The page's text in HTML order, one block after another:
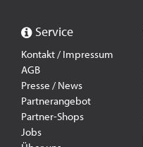
Service
Kontakt / Impressum
AGB
Presse / News
Partnerangebot
Partner-Shops
Jobs